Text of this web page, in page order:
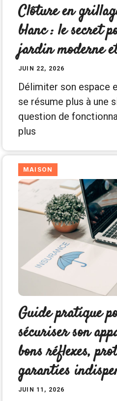
Clôture en
blanc : le secret
jardin moderne
JUIN 22, 2026
Délimiter son espace
se résume plus à une
question de
plus
MAISON
Guide pratique
sécuriser son
bons réflexes,
garanties
JUIN 11, 2026